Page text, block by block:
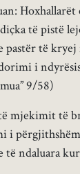
Hoxhallarët
të pistë
të kryej
i
9/58)
mjekimit të
i
ndaluara